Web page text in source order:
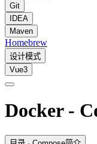
Git
IDEA
Maven
Homebrew
设计模式
Vue3
Docker -